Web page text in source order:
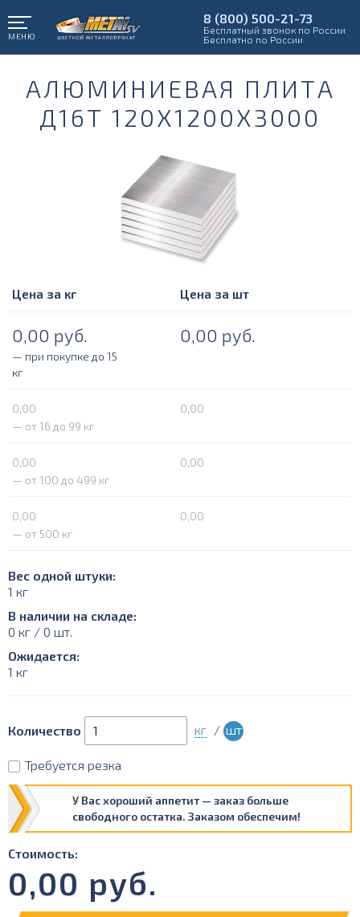
МЕНЮ
8 (800) 500-21-73
Бесплатный звонок по России
Бесплатно по России
АЛЮМИНИЕВАЯ ПЛИТА
Д16Т 120Х1200Х3000
Цена за кг Цена за шт
0,00 руб. 0,00 руб.
— при покупке до 15
кг
0,00
0,00
— от 16 до 99 кг
0,00
0,00
— от 100 до 499 кг
0,00
0,00
— от 500 кг
Вес одной штуки:
1 кг
В наличии на складе:
0 кг / 0 шт.
Ожидается:
1 кг
Количество кг / шт
Требуется резка
У Вас хороший аппетит — заказ больше
свободного остатка. Заказом обеспечим!
Стоимость:
0,00 руб.